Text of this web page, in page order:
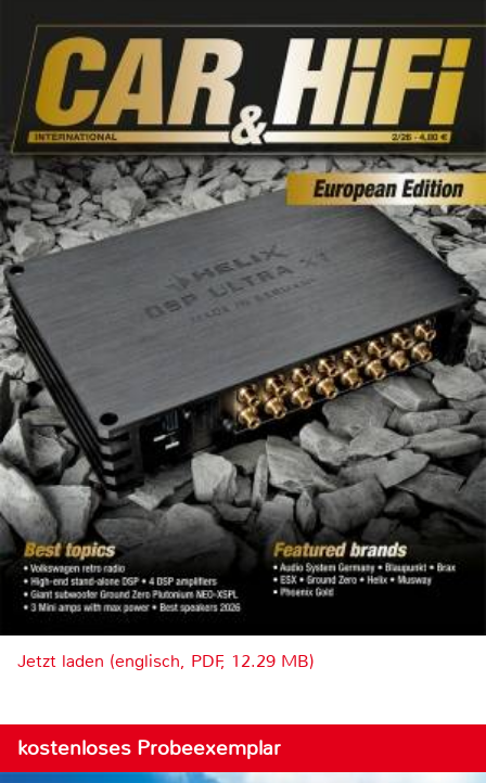
Jetzt laden (englisch, PDF, 12.29 MB)
kostenloses Probeexemplar